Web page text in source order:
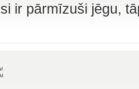
ir pārmīzuši jēgu,